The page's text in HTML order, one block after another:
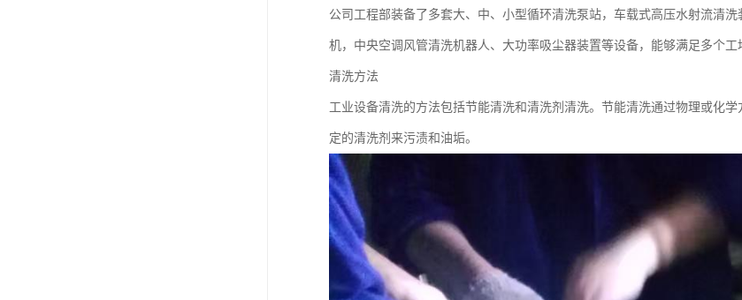
公司工程部装备了多套大、中、小型循环清洗泵站，车载式高压水射流清
机，中央空调风管清洗机器人、大功率吸尘器装置等设备，能够满足多个工
清洗方法
工业设备清洗的方法包括节能清洗和清洗剂清洗。节能清洗通过物理或化
定的清洗剂来污渍和油垢。